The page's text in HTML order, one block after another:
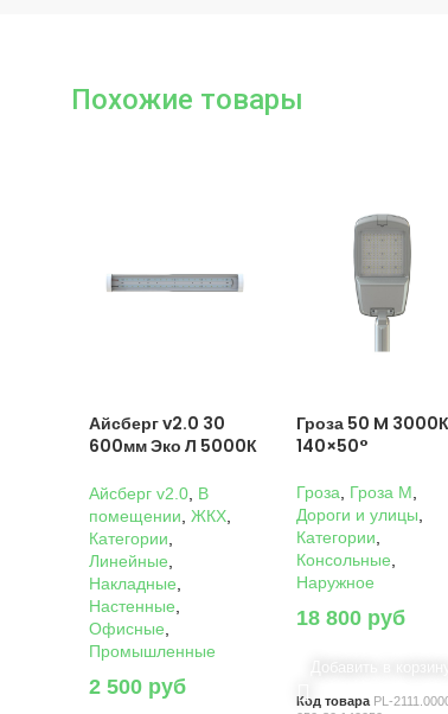
Похожие товары
Айсберг v2.0 30
600мм Эко Л 5000К
Айсберг v2.0 В
помещении ЖКХ
Категории
Линейные
Накладные
Настенные
Офисные
Промышленные
2 500 руб
Гроза 50 M 3000К
140×50°
Гроза Гроза M
Дороги и улицы
Категории
Консольные
Наружное
18 800 руб
Код товара PL-